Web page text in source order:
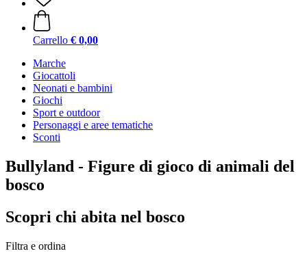
Carrello € 0,00
Marche
Giocattoli
Neonati e bambini
Giochi
Sport e outdoor
Personaggi e aree tematiche
Sconti
Bullyland - Figure di gioco di animali del
bosco
Scopri chi abita nel bosco
Filtra e ordina